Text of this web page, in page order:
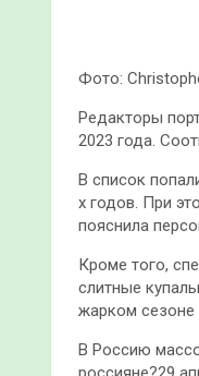
Фото:
Редакторы
2023 года.
В список
х годов. При
пояснила
Кроме того,
слитные
жарком сезоне
В Россию